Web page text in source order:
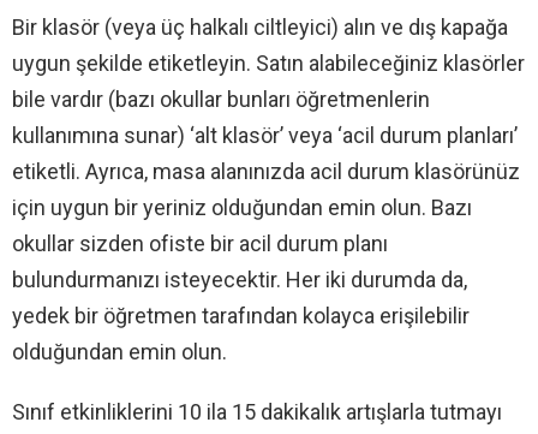
Bir klasör (veya üç halkalı ciltleyici) alın ve dış kapağa
uygun şekilde etiketleyin. Satın alabileceğiniz klasörler
bile vardır (bazı okullar bunları öğretmenlerin
kullanımına sunar) ‘alt klasör’ veya ‘acil durum planları’
etiketli. Ayrıca, masa alanınızda acil durum klasörünüz
için uygun bir yeriniz olduğundan emin olun. Bazı
okullar sizden ofiste bir acil durum planı
bulundurmanızı isteyecektir. Her iki durumda da,
yedek bir öğretmen tarafından kolayca erişilebilir
olduğundan emin olun.
Sınıf etkinliklerini 10 ila 15 dakikalık artışlarla tutmayı